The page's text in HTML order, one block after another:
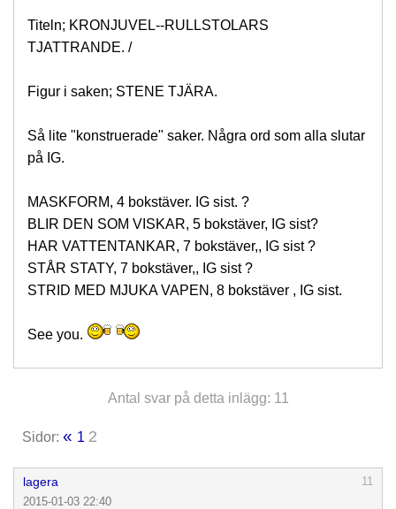
Titeln; KRONJUVEL--RULLSTOLARS
TJATTRANDE. /
Figur i saken; STENE TJÄRA.
Så lite "konstruerade" saker. Några ord som alla slutar
på IG.
MASKFORM, 4 bokstäver. IG sist. ?
BLIR DEN SOM VISKAR, 5 bokstäver, IG sist?
HAR VATTENTANKAR, 7 bokstäver,, IG sist ?
STÅR STATY, 7 bokstäver,, IG sist ?
STRID MED MJUKA VAPEN, 8 bokstäver , IG sist.
See you.
Antal svar på detta inlägg: 11
Sidor: « 1 2
lagera
11
2015-01-03 22:40